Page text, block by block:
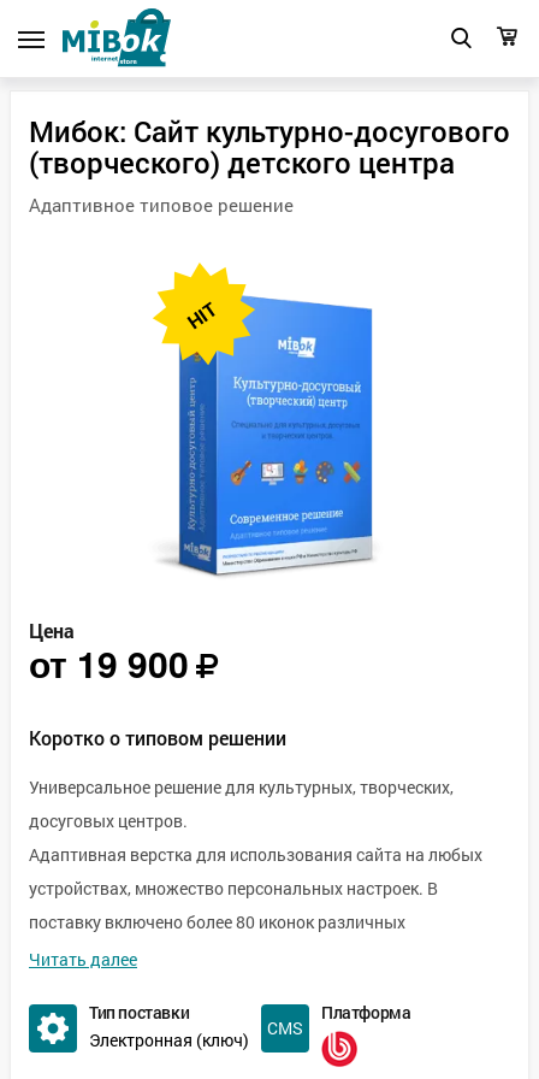
Мибок: Сайт культурно-досугового
(творческого) детского центра
Адаптивное типовое решение
HIT
Цена
от 19 900
Коротко о типовом решении
Универсальное решение для культурных, творческих,
досуговых центров.
Адаптивная верстка для использования сайта на любых
устройствах, множество персональных настроек. В
поставку включено более 80 иконок различных
направлений (вокал, саксофон, флейта, пианино, скрипка,
клавиши, русский язык, португальский язык, испанский
язык, японский язык, китайский язык, немецкий язык,
Читать далее
Тип поставки
Электронная (ключ)
Платформа